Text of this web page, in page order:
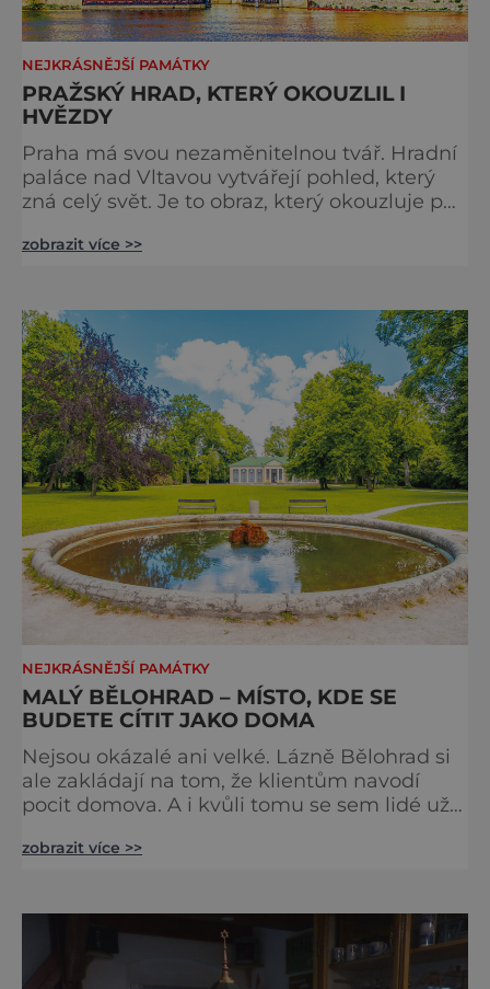
NEJKRÁSNĚJŠÍ PAMÁTKY
PRAŽSKÝ HRAD, KTERÝ OKOUZLIL I
HVĚZDY
Praha má svou nezaměnitelnou tvář. Hradní
paláce nad Vltavou vytvářejí pohled, který
zná celý svět. Je to obraz, který okouzluje po
jediný Čech, který by ho neznal. Pražský hrad
metropole, má ho na seznamu mí
zobrazit více >>
NEJKRÁSNĚJŠÍ PAMÁTKY
MALÝ BĚLOHRAD – MÍSTO, KDE SE
BUDETE CÍTIT JAKO DOMA
Nejsou okázalé ani velké. Lázně Bělohrad si
ale zakládají na tom, že klientům navodí
pocit domova. A i kvůli tomu se sem lidé už
lázeňské koncerty ani velkolepé akce.
nevšimne, ani se jí kolonáda vlastně neříká.
zobrazit více >>